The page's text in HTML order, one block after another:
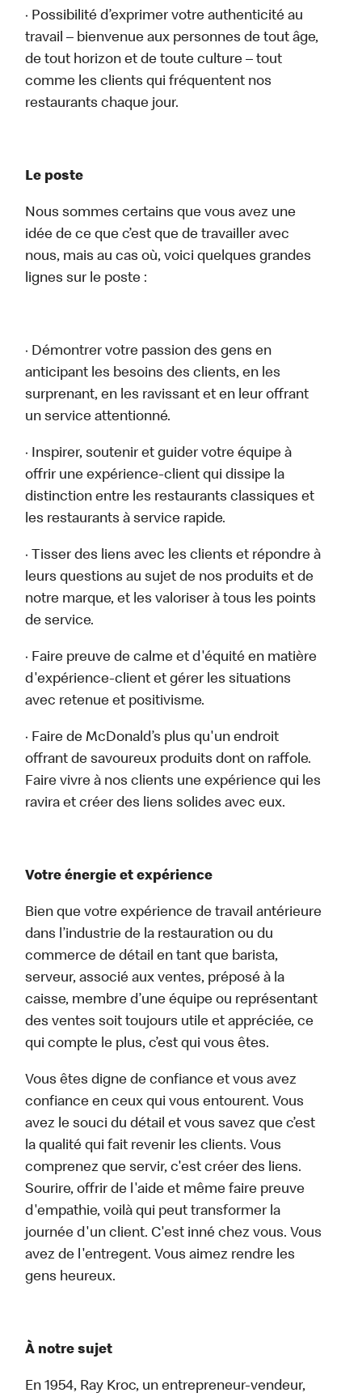
· Possibilité d’exprimer votre authenticité au
travail – bienvenue aux personnes de tout âge,
de tout horizon et de toute culture – tout
comme les clients qui fréquentent nos
restaurants chaque jour.
Le poste
Nous sommes certains que vous avez une
idée de ce que c’est que de travailler avec
nous, mais au cas où, voici quelques grandes
lignes sur le poste :
· Démontrer votre passion des gens en
anticipant les besoins des clients, en les
surprenant, en les ravissant et en leur offrant
un service attentionné.
· Inspirer, soutenir et guider votre équipe à
offrir une expérience-client qui dissipe la
distinction entre les restaurants classiques et
les restaurants à service rapide.
· Tisser des liens avec les clients et répondre à
leurs questions au sujet de nos produits et de
notre marque, et les valoriser à tous les points
de service.
· Faire preuve de calme et d'équité en matière
d'expérience-client et gérer les situations
avec retenue et positivisme.
· Faire de McDonald’s plus qu'un endroit
offrant de savoureux produits dont on raffole.
Faire vivre à nos clients une expérience qui les
ravira et créer des liens solides avec eux.
Votre énergie et expérience
Bien que votre expérience de travail antérieure
dans l’industrie de la restauration ou du
commerce de détail en tant que barista,
serveur, associé aux ventes, préposé à la
caisse, membre d’une équipe ou représentant
des ventes soit toujours utile et appréciée, ce
qui compte le plus, c’est qui vous êtes.
Vous êtes digne de confiance et vous avez
confiance en ceux qui vous entourent. Vous
avez le souci du détail et vous savez que c’est
la qualité qui fait revenir les clients. Vous
comprenez que servir, c'est créer des liens.
Sourire, offrir de l'aide et même faire preuve
d'empathie, voilà qui peut transformer la
journée d'un client. C'est inné chez vous. Vous
avez de l'entregent. Vous aimez rendre les
gens heureux.
À notre sujet
En 1954, Ray Kroc, un entrepreneur-vendeur,